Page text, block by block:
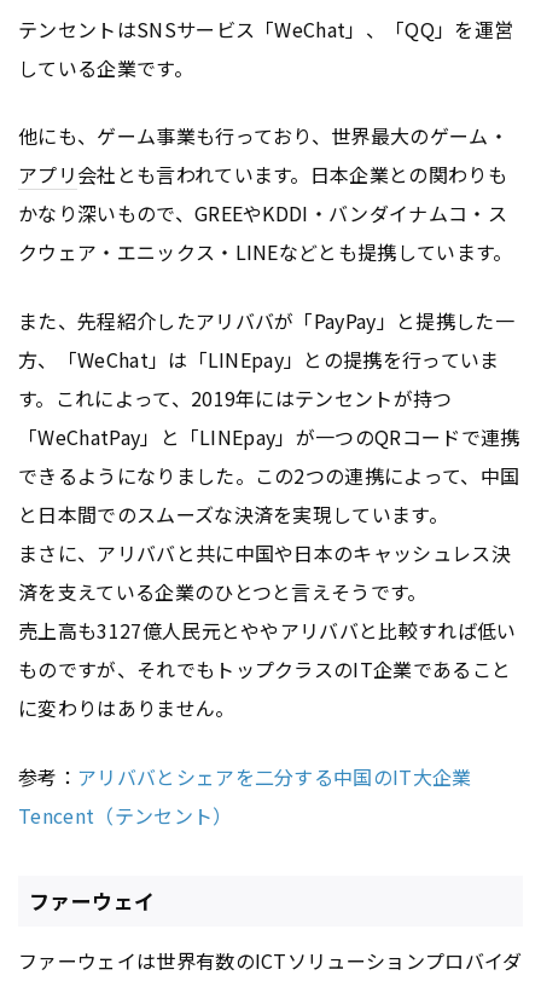
テンセントはSNSサービス「WeChat」、「QQ」を運営
している企業です。
他にも、ゲーム事業も行っており、世界最大のゲーム・
アプリ会社とも言われています。日本企業との関わりも
かなり深いもので、GREEやKDDI・バンダイナムコ・ス
クウェア・エニックス・LINEなどとも提携しています。
また、先程紹介したアリババが「PayPay」と提携した一
方、「WeChat」は「LINEpay」との提携を行っていま
す。これによって、2019年にはテンセントが持つ
「WeChatPay」と「LINEpay」が一つのQRコードで連携
できるようになりました。この2つの連携によって、中国
と日本間でのスムーズな決済を実現しています。
まさに、アリババと共に中国や日本のキャッシュレス決
済を支えている企業のひとつと言えそうです。
売上高も3127億人民元とややアリババと比較すれば低い
ものですが、それでもトップクラスのIT企業であること
に変わりはありません。
参考： アリババとシェアを二分する中国のIT大企業
Tencent（テンセント）
ファーウェイ
ファーウェイは世界有数のICTソリューションプロバイダ